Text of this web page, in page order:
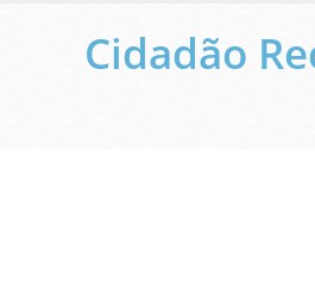
Cidadão